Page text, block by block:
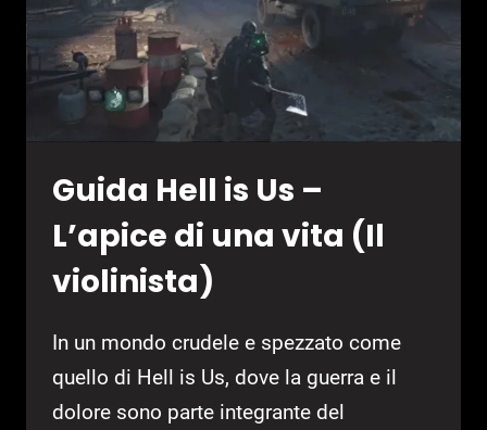
Guida Hell is Us –
L’apice di una vita (Il
violinista)
In un mondo crudele e spezzato come
quello di Hell is Us, dove la guerra e il
dolore sono parte integrante del